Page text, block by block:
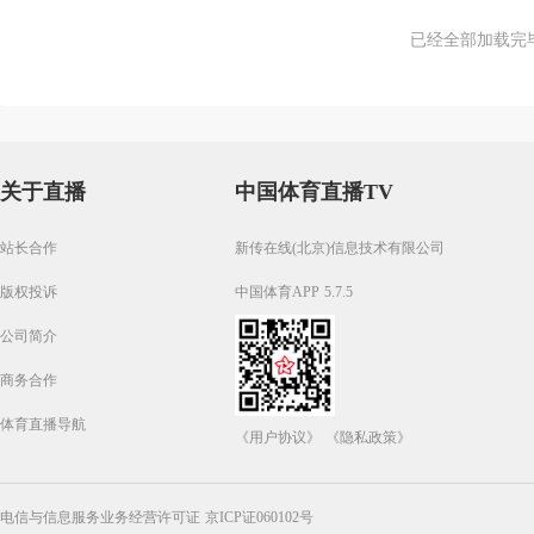
已经全部加载完
关于直播
站长合作
版权投诉
公司简介
商务合作
体育直播导航
中国体育直播TV
新传在线(北京)信息技术有限公司
中国体育APP 5.7.5
《用户协议》 《隐私政策》
电信与信息服务业务经营许可证 京ICP证060102号